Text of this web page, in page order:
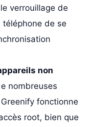
verrouillage de
de se
non
nombreuses
fonctionne
root, bien que